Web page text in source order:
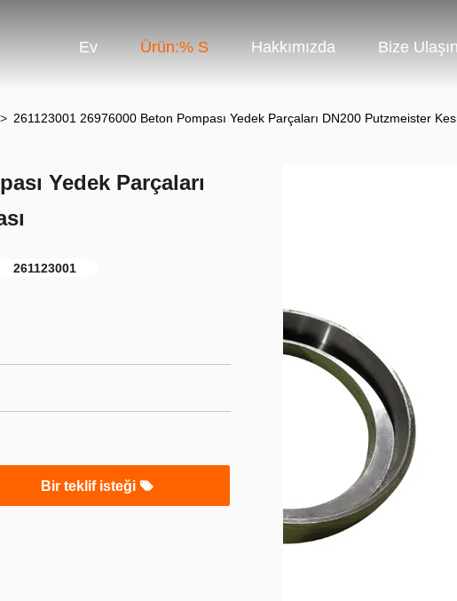
Ev Ürün:% S Hakkımızda Bize Ulaşın
> 261123001 26976000 Beton Pompası Yedek Parçaları DN200 Putzmeister
Yedek Parçaları
261123001
Bir teklif isteği